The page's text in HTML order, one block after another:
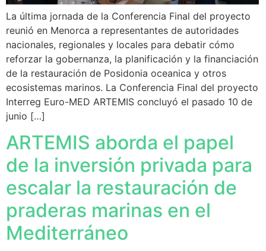
La última jornada de la Conferencia Final del proyecto
reunió en Menorca a representantes de autoridades
nacionales, regionales y locales para debatir cómo
reforzar la gobernanza, la planificación y la financiación
de la restauración de Posidonia oceanica y otros
ecosistemas marinos. La Conferencia Final del proyecto
Interreg Euro-MED ARTEMIS concluyó el pasado 10 de
junio […]
ARTEMIS aborda el papel
de la inversión privada para
escalar la restauración de
praderas marinas en el
Mediterráneo